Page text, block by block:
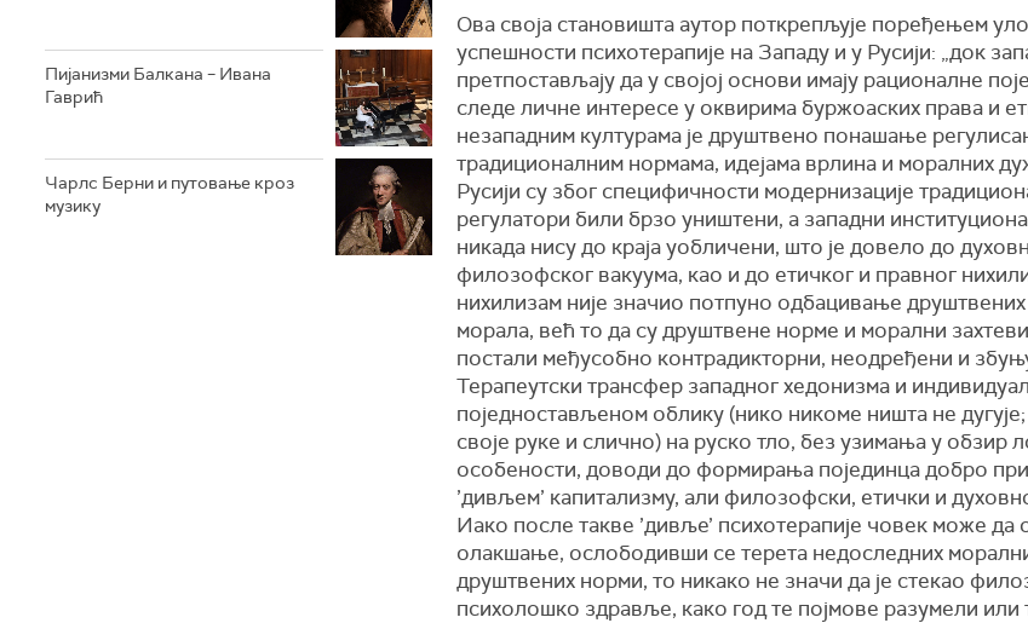
Пијанизми Балкана – Ивана
Гаврић
Чарлс Берни и путовање кроз
музику
Ова своја становишта аутор поткрепљује поређењем
успешности психотерапије на Западу и у Русији: „док
претпостављају да у својој основи имају рационалне
следе личне интересе у оквирима буржоаских права и
незападним културама је друштвено понашање
традиционалним нормама, идејама врлина и моралних
Русији су због специфичности модернизације
регулатори били брзо уништени, а западни
никада нису до краја уобличени, што је довело до
филозофског вакуума, као и до етичког и правног
нихилизам није значио потпуно одбацивање
морала, већ то да су друштвене норме и морални захтеви
постали међусобно контрадикторни, неодређени и
Терапеутски трансфер западног хедонизма и
поједностављеном облику (нико никоме ништа не
своје руке и слично) на руско тло, без узимања у обзир
особености, доводи до формирања појединца добро
’дивљем’ капитализму, али филозофски, етички и
Иако после такве ’дивље’ психотерапије човек може да
олакшање, ослободивши се терета недоследних
друштвених норми, то никако не значи да је стекао
психолошко здравље, како год те појмове разумели или